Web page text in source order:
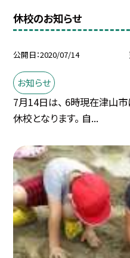
休校のお知らせ
公開日 2020/07/14
お知らせ
7月14日は、 6時現在津山
休校となります。 自...